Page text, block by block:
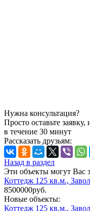
Нужна консультация?
Просто оставьте
в течение 30 минут
Рассказать друзьям:
Назад в раздел
Эти объекты могут Вас
Коттедж 125 кв.м.,
8500000руб.
Новые объекты:
Коттедж 125 кв.м.,